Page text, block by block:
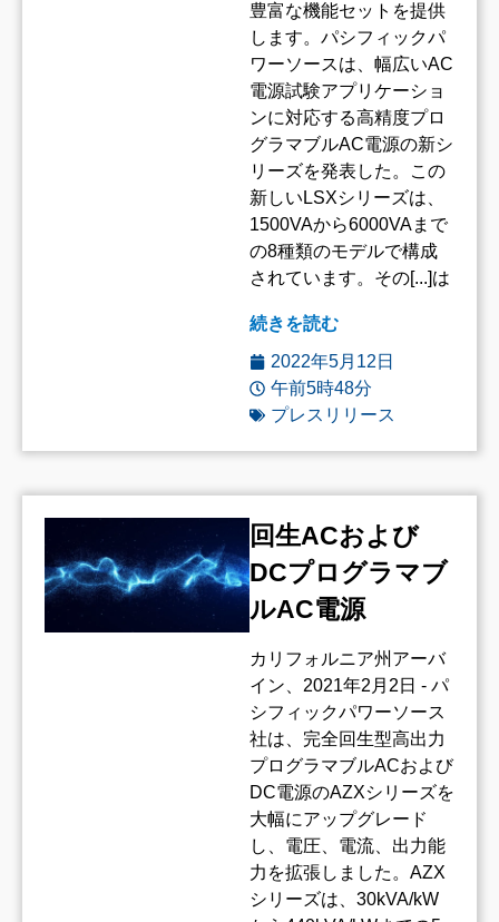
豊富な機能セットを提供
します。パシフィックパ
ワーソースは、幅広いAC
電源試験アプリケーショ
ンに対応する高精度プロ
グラマブルAC電源の新シ
リーズを発表した。この
新しいLSXシリーズは、
1500VAから6000VAまで
の8種類のモデルで構成
されています。その[...]は
続きを読む
2022年5月12日
午前5時48分
プレスリリース
回生ACおよび
DCプログラマブ
ルAC電源
カリフォルニア州アーバ
イン、2021年2月2日 - パ
シフィックパワーソース
社は、完全回生型高出力
プログラマブルACおよび
DC電源のAZXシリーズを
大幅にアップグレード
し、電圧、電流、出力能
力を拡張しました。AZX
シリーズは、30kVA/kW